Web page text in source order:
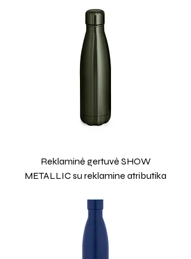
Reklaminė gertuvė SHOW
METALLIC su reklamine atributika